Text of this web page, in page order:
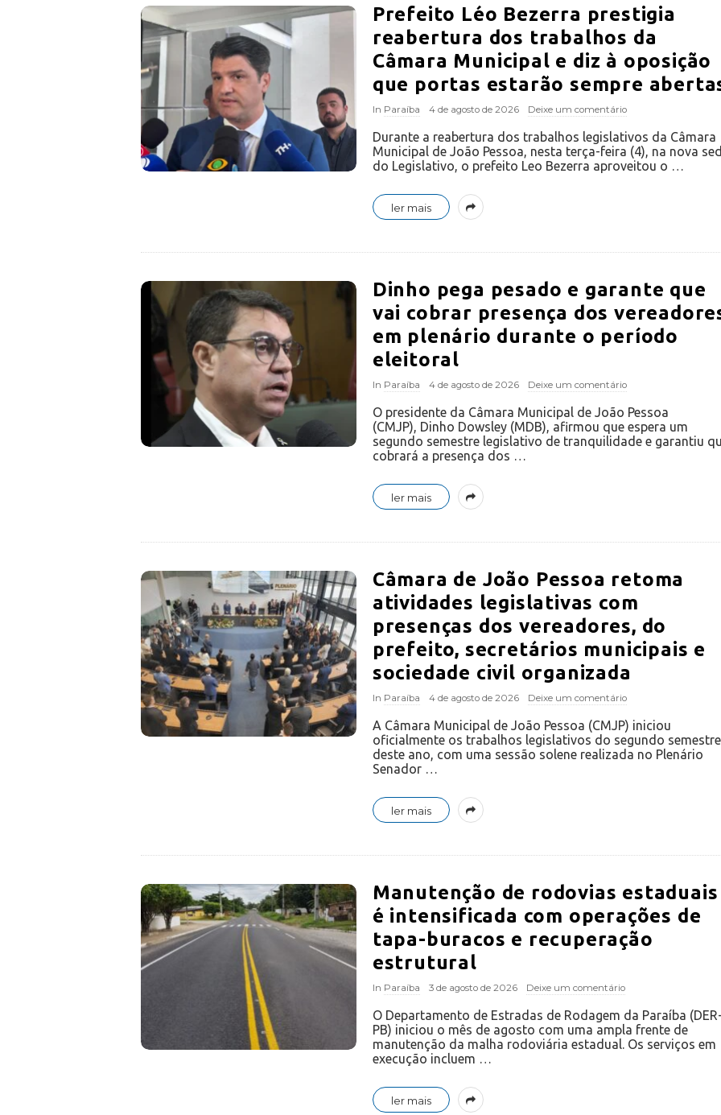
Prefeito Léo Bezerra prestigia
reabertura dos trabalhos da
Câmara Municipal e diz à oposição
que portas estarão sempre
In Paraíba 4 de agosto de 2026 Deixe um comentário
Durante a reabertura dos trabalhos legislativos da Câmara
Municipal de João Pessoa, nesta terça-feira (4), na nova
do Legislativo, o prefeito Leo Bezerra aproveitou o …
ler mais
Dinho pega pesado e garante que
vai cobrar presença dos
em plenário durante o período
eleitoral
In Paraíba 4 de agosto de 2026 Deixe um comentário
O presidente da Câmara Municipal de João Pessoa
(CMJP), Dinho Dowsley (MDB), afirmou que espera um
segundo semestre legislativo de tranquilidade e garantiu
cobrará a presença dos …
ler mais
Câmara de João Pessoa retoma
atividades legislativas com
presenças dos vereadores, do
prefeito, secretários municipais e
sociedade civil organizada
In Paraíba 4 de agosto de 2026 Deixe um comentário
A Câmara Municipal de João Pessoa (CMJP) iniciou
oficialmente os trabalhos legislativos do segundo semestre
deste ano, com uma sessão solene realizada no Plenário
Senador…
ler mais
Manutenção de rodovias estaduais
é intensificada com operações de
tapa-buracos e recuperação
estrutural
In Paraíba 3 de agosto de 2026 Deixe um comentário
O Departamento de Estradas de Rodagem da Paraíba
PB) iniciou o mês de agosto com uma ampla frente de
manutenção da malha rodoviária estadual. Os serviços em
execução incluem …
ler mais